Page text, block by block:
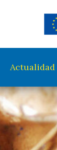
Actualidad